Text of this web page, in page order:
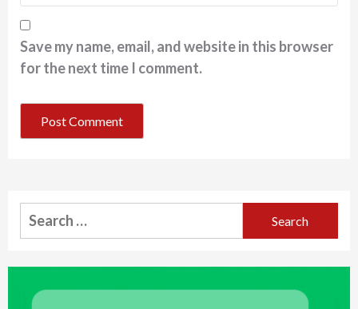
Save my name, email, and website in this browser
for the next time I comment.